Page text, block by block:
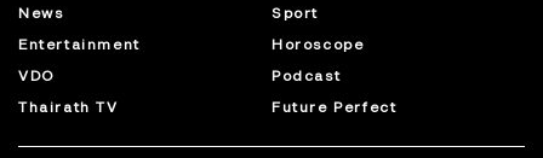
News
Sport
Entertainment
Horoscope
VDO
Podcast
Thairath TV
Future Perfect